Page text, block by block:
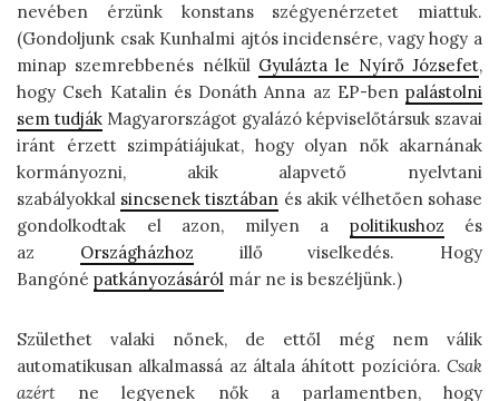
nevében érzünk konstans szégyenérzetet miattuk.
(Gondoljunk csak Kunhalmi ajtós incidensére, vagy hogy a
minap szemrebbenés nélkül Gyulázta le Nyírő Józsefet,
hogy Cseh Katalin és Donáth Anna az EP-ben palástolni
sem tudják Magyarországot gyalázó képviselőtársuk szavai
iránt érzett szimpátiájukat, hogy olyan nők akarnának
kormányozni, akik alapvető nyelvtani
szabályokkal sincsenek tisztában és akik vélhetően sohase
gondolkodtak el azon, milyen a politikushoz és
az Országházhoz illő viselkedés. Hogy
Bangóné patkányozásáról már ne is beszéljünk.)
Születhet valaki nőnek, de ettől még nem válik
automatikusan alkalmassá az általa áhított pozícióra. Csak
azértne legyenek nők a parlamentben, hogy